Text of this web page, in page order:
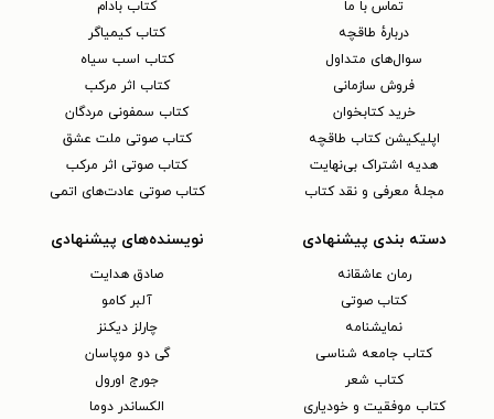
تماس با ما
دربارهٔ طاقچه
سوال‌های متداول
فروش سازمانی
خرید کتابخوان
اپلیکیشن کتاب طاقچه
هدیه اشتراک بی‌نهایت
مجلهٔ معرفی و نقد کتاب
کتاب بادام
کتاب کیمیاگر
کتاب اسب سیاه
کتاب اثر مرکب
کتاب سمفونی مردگان
کتاب صوتی ملت عشق
کتاب صوتی اثر مرکب
کتاب صوتی عادت‌های اتمی
دسته بندی پیشنهادی
رمان عاشقانه
کتاب‌ صوتی
نمایشنامه
کتاب جامعه شناسی
کتاب شعر
کتاب موفقیت و خودیاری
نویسنده‌های پیشنهادی
صادق هدایت
آلبر کامو
چارلز دیکنز
گی دو موپاسان
جورج اورول
الکساندر دوما